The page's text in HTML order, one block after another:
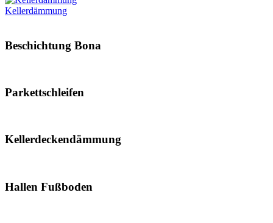
Keller­dämmung
Beschichtung Bona
Parkettschleifen
Kellerdeckendämmung
Hallen Fußboden